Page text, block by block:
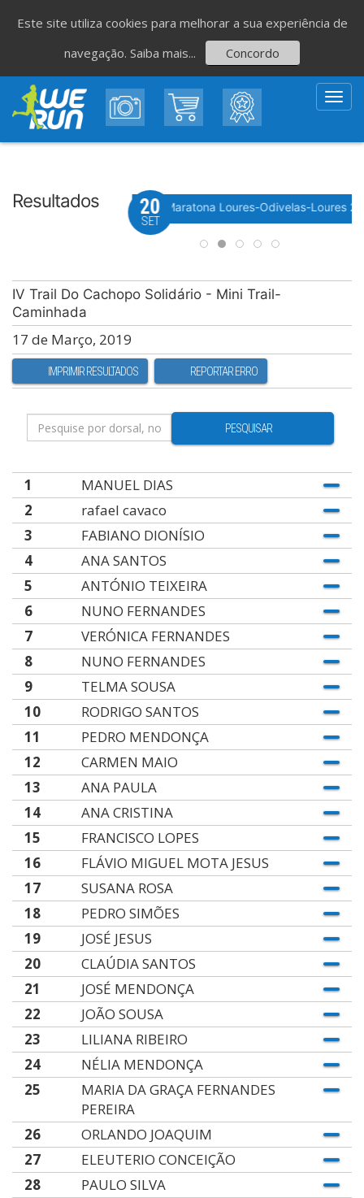
Resultados
do Avante! 2026 Meia Maratona Loures-Odivelas-Loures
20
SET
IV Trail Do Cachopo Solidário - Mini Trail-
Caminhada
17 de Março, 2019
IMPRIMIR RESULTADOS REPORTAR ERRO
PESQUISAR
1
MANUEL DIAS
2
rafael cavaco
3
FABIANO DIONÍSIO
4
ANA SANTOS
5
ANTÓNIO TEIXEIRA
6
NUNO FERNANDES
7
VERÓNICA FERNANDES
8
NUNO FERNANDES
9
TELMA SOUSA
10
RODRIGO SANTOS
11
PEDRO MENDONÇA
12
CARMEN MAIO
13
ANA PAULA
14
ANA CRISTINA
15
FRANCISCO LOPES
16
FLÁVIO MIGUEL MOTA JESUS
17
SUSANA ROSA
18
PEDRO SIMÕES
19
JOSÉ JESUS
20
CLAÚDIA SANTOS
21
JOSÉ MENDONÇA
22
JOÃO SOUSA
23
LILIANA RIBEIRO
24
NÉLIA MENDONÇA
25
MARIA DA GRAÇA FERNANDES
PEREIRA
26
ORLANDO JOAQUIM
27
ELEUTERIO CONCEIÇÃO
28
PAULO SILVA
Este site utiliza cookies para melhorar a sua experiência de
navegação. Saiba mais... Concordo